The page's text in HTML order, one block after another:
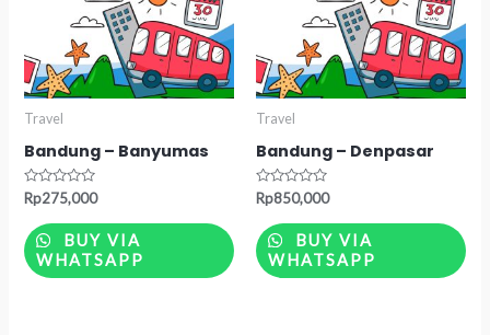
Travel
Bandung – Banyumas
Rated
0
out
of
5
Rp275,000
BUY VIA
WHATSAPP
Travel
Bandung – Denpasar
Rated
0
out
of
5
Rp850,000
BUY VIA
WHATSAPP